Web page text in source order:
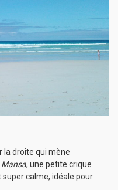
la droite qui mène
Mansa, une petite crique
super calme, idéale pour